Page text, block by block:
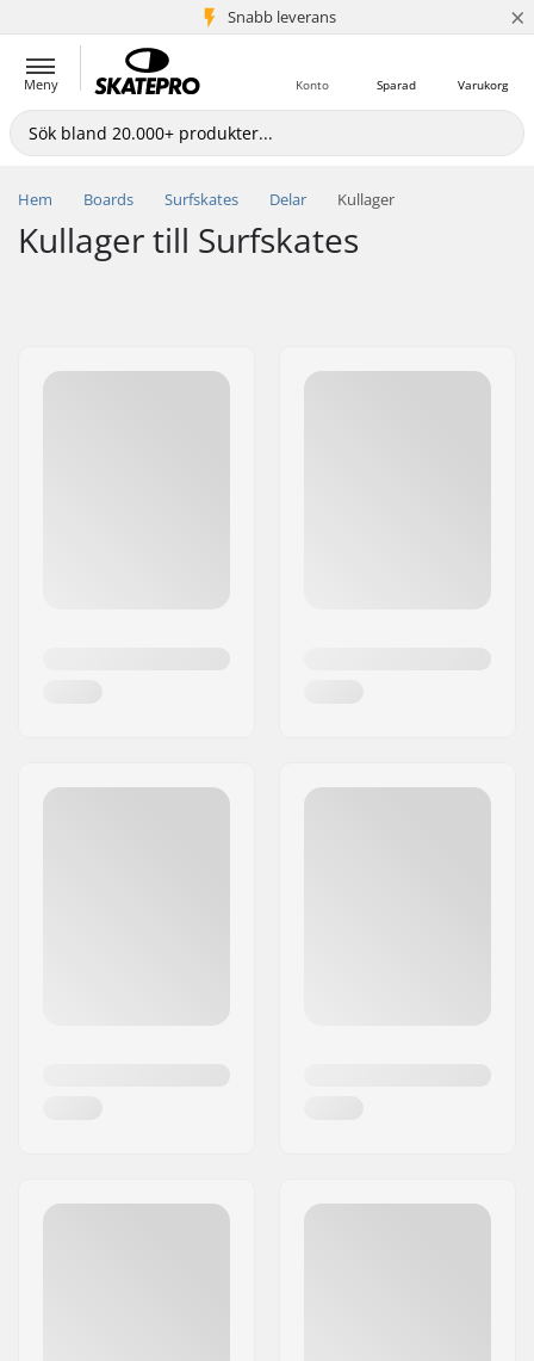
Snabb leverans
5+ milj. kunder ×
Meny Varukorg
Sparad
Konto
Hem Boards Surfskates Delar Kullager
Kullager till Surfskates